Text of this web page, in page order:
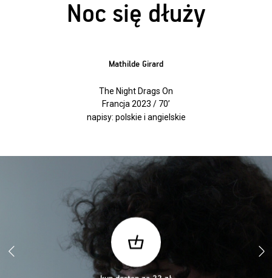
Noc się dłuży
Mathilde Girard
The Night Drags On
Francja 2023 / 70’
napisy: polskie i angielskie